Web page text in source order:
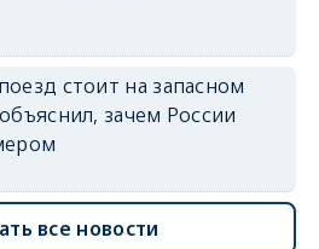
стоит на запасном
зачем России
все новости